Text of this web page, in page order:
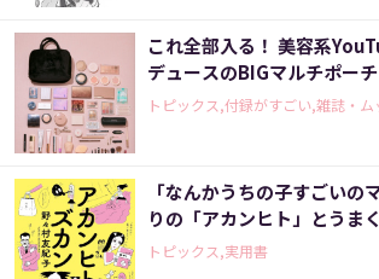
これ全部入る！ 美容系
デュースのBIGマルチポーチ
トピックス,付録がすごい,雑誌・ム
「なんかうちの子すごいの
りの「アカンヒト」とうま
トピックス,実用書